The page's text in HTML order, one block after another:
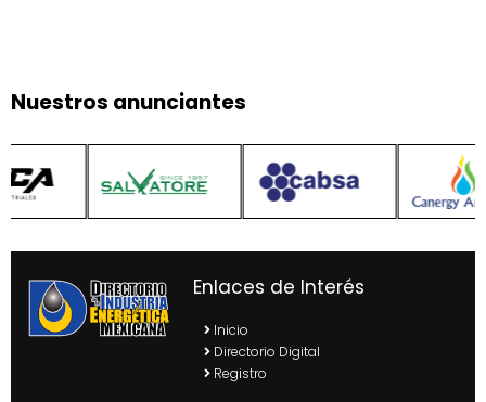
Nuestros anunciantes
Enlaces de Interés
Inicio
Directorio Digital
Registro